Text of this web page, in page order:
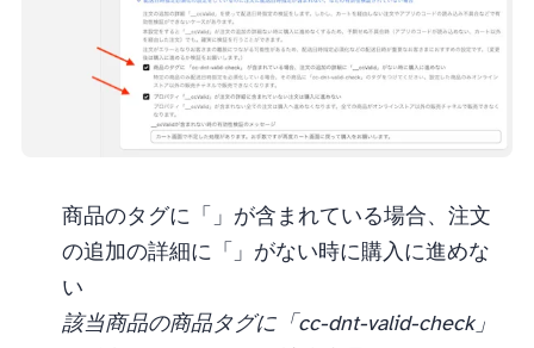
商品のタグに 「cc-dnt-valid-check」 が含まれている場合、注文
の追加の詳細に「__ccValid」がない時に購入に進めな
い
該当商品の商品タグに「cc-dnt-valid-check」